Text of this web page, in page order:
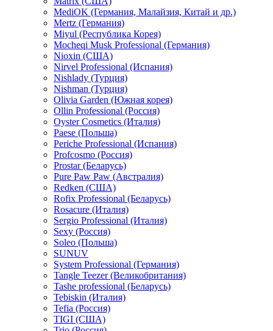
MediOK (Германия, Малайзия, Китай и др.)
Mertz (Германия)
Miyul (Республика Корея)
Mocheqi Musk Professional (Германия)
Nioxin (США)
Nirvel Professional (Испания)
Nishlady (Турция)
Nishman (Турция)
Olivia Garden (Южная корея)
Ollin Professional (Россия)
Oyster Cosmetics (Италия)
Paese (Польша)
Periche Professional (Испания)
Profcosmo (Россия)
Prostar (Беларусь)
Pure Paw Paw (Австралия)
Redken (США)
Rofix Professional (Беларусь)
Rosacure (Италия)
Sergio Professional (Италия)
Sexy (Россия)
Soleo (Польша)
SUNUV
System Professional (Германия)
Tangle Teezer (Великобритания)
Tashe professional (Беларусь)
Tebiskin (Италия)
Tefia (Россия)
TIGI (США)